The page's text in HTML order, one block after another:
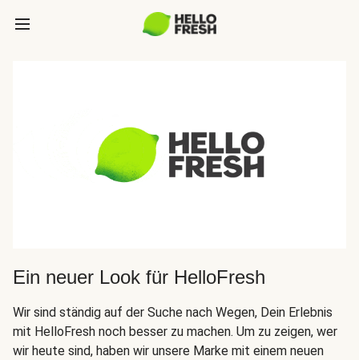
Ein neuer Look für HelloFresh
Wir sind ständig auf der Suche nach Wegen, Dein Erlebnis
mit HelloFresh noch besser zu machen. Um zu zeigen, wer
wir heute sind, haben wir unsere Marke mit einem neuen